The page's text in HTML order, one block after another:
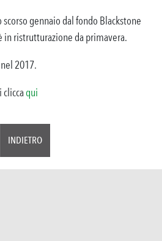
gennaio dal fondo Blackstone
ristrutturazione da primavera.
2017.
qui
INDIETRO